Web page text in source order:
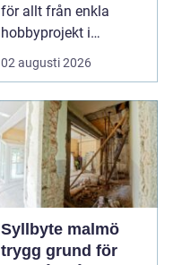
för allt från enkla
hobbyprojekt i
verkstaden till k...
02 augusti 2026
Syllbyte malmö
trygg grund för